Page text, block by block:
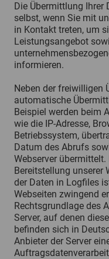
Die Übermittlung Ihrer
selbst, wenn Sie mit
in Kontakt treten, um
Leistungsangebot
informieren.
Neben der freiwilligen
automatische
Beispiel werden beim
wie die IP-Adresse,
Betriebssystem,
Datum des Abrufs
Webserver
Bereitstellung unserer
der Daten in Logfiles
Webseiten zwingend
Rechtsgrundlage des
Server, auf denen
befinden sich in
Anbieter der Server